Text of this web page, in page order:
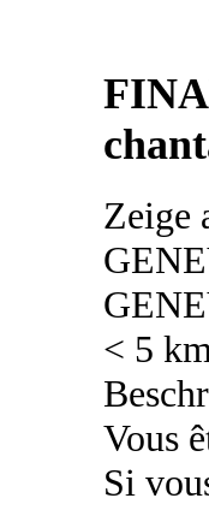
Zeige
< 5
Vous
Si